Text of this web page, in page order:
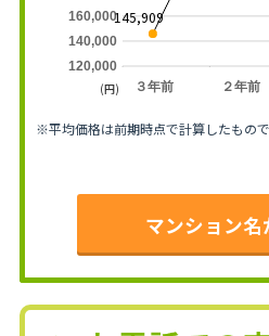
３年前 ２年前
120,000
140,000
160,000145,909
(円)
※平均価格は前期時点で計算したもので
マンション名